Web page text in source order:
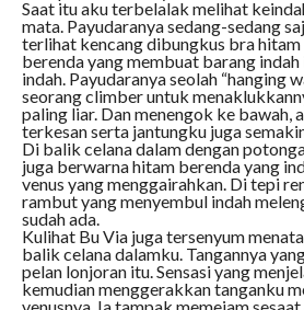
Saat itu aku terbelalak melihat
mata. Payudaranya sedang-sedang
terlihat kencang dibungkus bra
berenda yang membuat barang
indah. Payudaranya seolah “hanging
seorang climber untuk
paling liar. Dan menengok ke bawah,
terkesan serta jantungku juga
Di balik celana dalam dengan
juga berwarna hitam berenda yang
venus yang menggairahkan. Di tepi
rambut yang menyembul indah
sudah ada.
Kulihat Bu Via juga tersenyum
balik celana dalamku. Tangannya
pelan lonjoran itu. Sensasi yang
kemudian menggerakkan tanganku